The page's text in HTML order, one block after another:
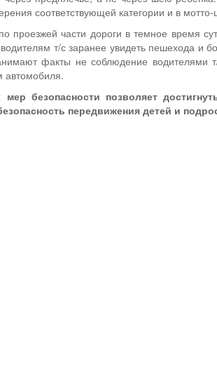
соответствующей категории и в
проезжей части дороги в темное время
т/с заранее увидеть пешехода и
факты не соблюдение водителями
автомобиля.
безопасности позволяет
передвижения детей и